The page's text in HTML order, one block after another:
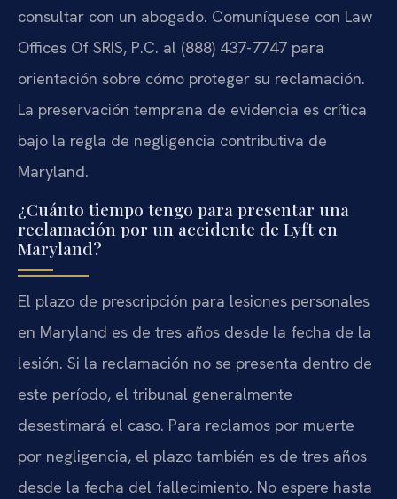
consultar con un abogado. Comuníquese con Law
Offices Of SRIS, P.C. al (888) 437-7747 para
orientación sobre cómo proteger su reclamación.
La preservación temprana de evidencia es crítica
bajo la regla de negligencia contributiva de
Maryland.
¿Cuánto tiempo tengo para presentar una
reclamación por un accidente de Lyft en
Maryland?
El plazo de prescripción para lesiones personales
en Maryland es de tres años desde la fecha de la
lesión. Si la reclamación no se presenta dentro de
este período, el tribunal generalmente
desestimará el caso. Para reclamos por muerte
por negligencia, el plazo también es de tres años
desde la fecha del fallecimiento. No espere hasta